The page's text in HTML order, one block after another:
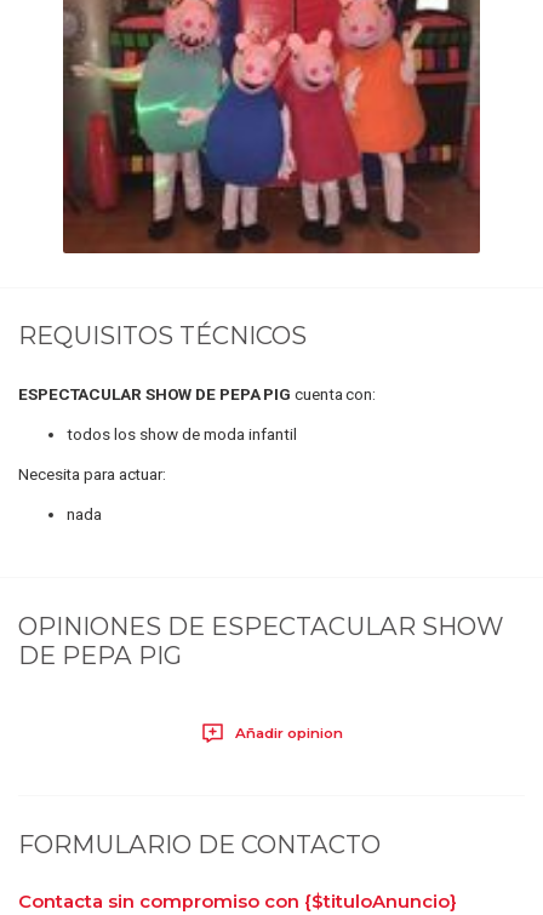
REQUISITOS TÉCNICOS
ESPECTACULAR SHOW DE PEPA PIG cuenta con:
todos los show de moda infantil
Necesita para actuar:
nada
OPINIONES DE ESPECTACULAR SHOW
DE PEPA PIG
Añadir opinion
FORMULARIO DE CONTACTO
Contacta sin compromiso con {$tituloAnuncio}